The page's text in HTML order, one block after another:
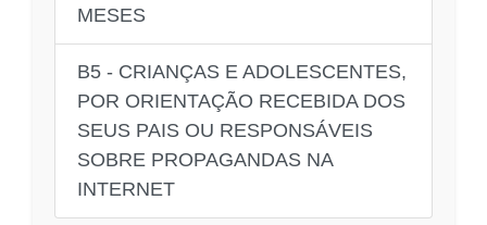
MESES
B5 - CRIANÇAS E ADOLESCENTES,
POR ORIENTAÇÃO RECEBIDA DOS
SEUS PAIS OU RESPONSÁVEIS
SOBRE PROPAGANDAS NA
INTERNET